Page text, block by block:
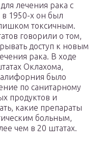
лечения рака с
1950-х он был
токсичным.
говорили о том,
доступ к новым
рака. В ходе
Оклахома,
было
по санитарному
продуктов и
какие препараты
больным,
чем в 20 штатах.